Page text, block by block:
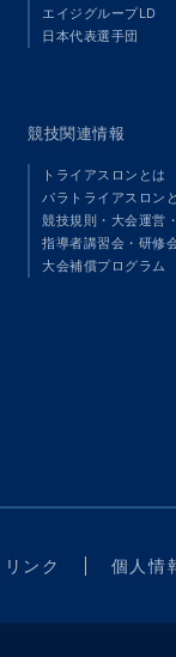
エイジグループLD
日本代表選手団
競技関連情報
トライアスロンとは
パラトライアスロン
競技規則・大会運営
指導者講習会・研修
大会補償プログラム
リンク 個人情